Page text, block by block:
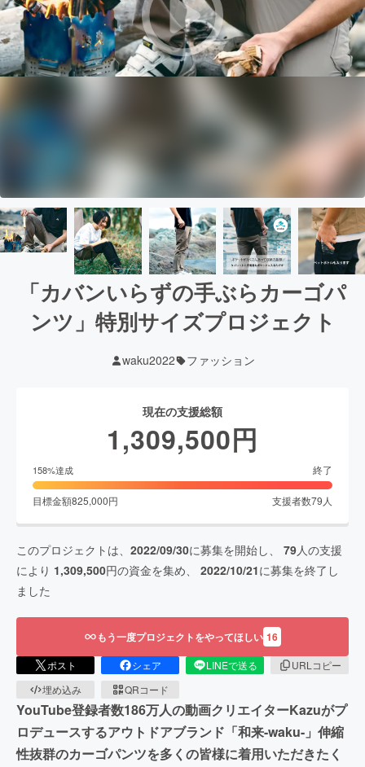
「カバンいらずの手ぶらカーゴパ
ンツ」特別サイズプロジェクト
waku2022 ファッション
現在の支援総額
1,309,500円
158%達成 終了
目標金額825,000円 支援者数79 人
このプロジェクトは、 2022/09/30に募集を開始し、 79人の支援
により 1,309,500円の資金を集め、 2022/10/21に募集を終了し
ました
もう一度プロジェクトをやってほしい 16
ポスト シェア LINEで送る
URLコピー
埋め込み
QRコード
YouTube登録者数186万人の動画クリエイターKazuがプ
ロデュースするアウトドアブランド「和来-waku-」伸縮
性抜群のカーゴパンツを多くの皆様に着用いただきたく